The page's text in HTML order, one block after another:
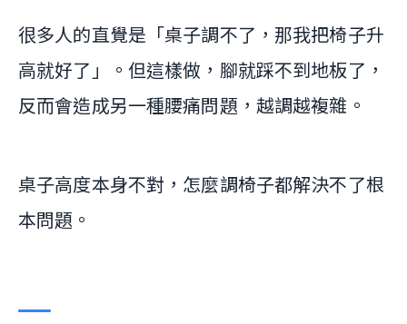
很多人的直覺是「桌子調不了，那我把椅子升
高就好了」。但這樣做，腳就踩不到地板了，
反而會造成另一種腰痛問題，越調越複雜。
桌子高度本身不對，怎麼調椅子都解決不了根
本問題。